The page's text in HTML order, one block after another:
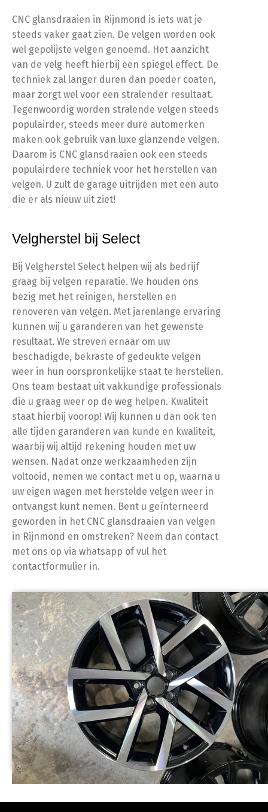
CNC glansdraaien in Rijnmond is iets wat je
steeds vaker gaat zien. De velgen worden ook
wel gepolijste velgen genoemd. Het aanzicht
van de velg heeft hierbij een spiegel effect. De
techniek zal langer duren dan poeder coaten,
maar zorgt wel voor een stralender resultaat.
Tegenwoordig worden stralende velgen steeds
populairder, steeds meer dure automerken
maken ook gebruik van luxe glanzende velgen.
Daarom is CNC glansdraaien ook een steeds
populairdere techniek voor het herstellen van
velgen. U zult de garage uitrijden met een auto
die er als nieuw uit ziet!
Velgherstel bij Select
Bij Velgherstel Select helpen wij als bedrijf
graag bij velgen reparatie. We houden ons
bezig met het reinigen, herstellen en
renoveren van velgen. Met jarenlange ervaring
kunnen wij u garanderen van het gewenste
resultaat. We streven ernaar om uw
beschadigde, bekraste of gedeukte velgen
weer in hun oorspronkelijke staat te herstellen.
Ons team bestaat uit vakkundige professionals
die u graag weer op de weg helpen. Kwaliteit
staat hierbij voorop! Wij kunnen u dan ook ten
alle tijden garanderen van kunde en kwaliteit,
waarbij wij altijd rekening houden met uw
wensen. Nadat onze werkzaamheden zijn
voltooid, nemen we contact met u op, waarna u
uw eigen wagen met herstelde velgen weer in
ontvangst kunt nemen. Bent u geïnterneerd
geworden in het CNC glansdraaien van velgen
in Rijnmond en omstreken? Neem dan contact
met ons op via whatsapp of vul het
contactformulier in.